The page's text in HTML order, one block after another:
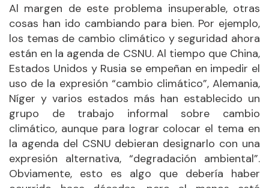
Al margen de este problema insuperable, otras
cosas han ido cambiando para bien. Por ejemplo,
los temas de cambio climático y seguridad ahora
están en la agenda de CSNU. Al tiempo que China,
Estados Unidos y Rusia se empeñan en impedir el
uso de la expresión “cambio climático”, Alemania,
Níger y varios estados más han establecido un
grupo de trabajo informal sobre cambio
climático, aunque para lograr colocar el tema en
la agenda del CSNU debieran designarlo con una
expresión alternativa, “degradación ambiental”.
Obviamente, esto es algo que debería haber